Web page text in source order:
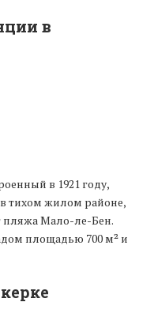
в
в 1921 году,
тихом жилом районе,
пляжа Мало-ле-Бен.
площадью 700 м² и